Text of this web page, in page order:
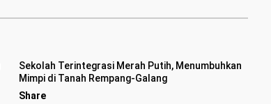
Sekolah Terintegrasi Merah Putih, Menumbuhkan
Mimpi di Tanah Rempang-Galang
Share